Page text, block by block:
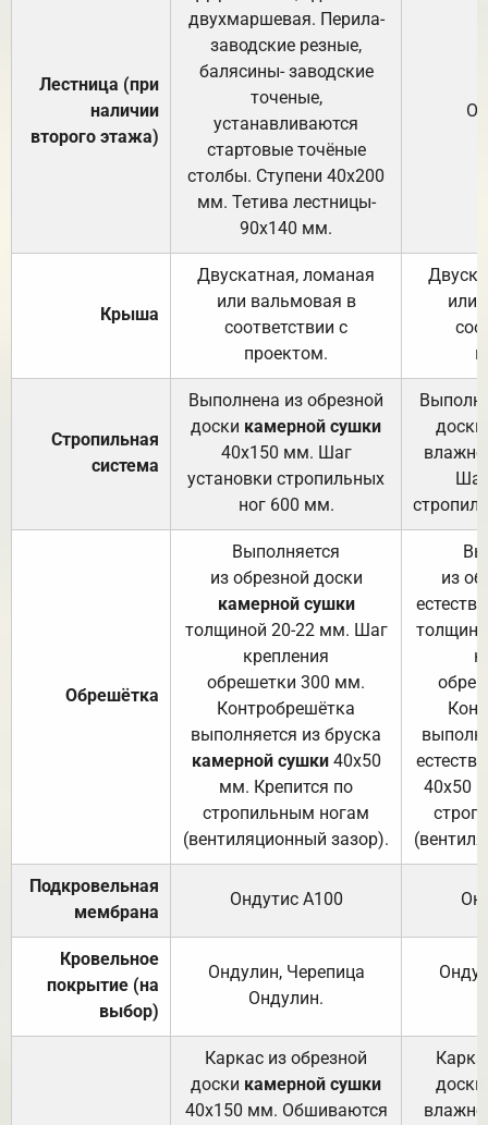
Лестница (при
наличии
второго этажа)
двухмаршевая. Перила-
заводские резные,
балясины- заводские
точеные,
устанавливаются
стартовые точёные
столбы. Ступени 40х200
мм. Тетива лестницы-
90х140 мм.
Крыша
Двускатная, ломаная
или вальмовая в
соответствии с
проектом.
или
Стропильная
система
Выполнена из обрезной
доски камерной сушки
40х150 мм. Шаг
установки стропильных
ног 600 мм.
доски
Обрешётка
Выполняется
из обрезной доски
камерной сушки
толщиной 20-22 мм. Шаг
крепления
обрешетки 300 мм.
Контробрешётка
выполняется из бруска
камерной сушки40х50
мм. Крепится по
стропильным ногам
(вентиляционный зазор).
из
40х50
Подкровельная
мембрана
Ондутис А100
Кровельное
покрытие (на
выбор)
Ондулин, Черепица
Ондулин.
Каркас из обрезной
доски камерной сушки
40х150 мм. Обшиваются
доски